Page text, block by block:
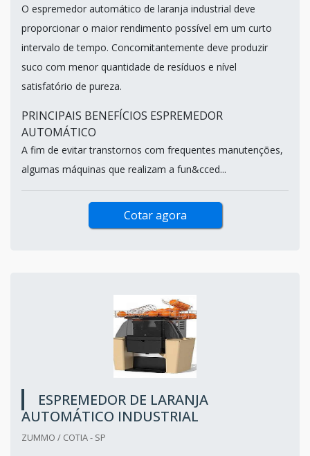
O espremedor automático de laranja industrial deve
proporcionar o maior rendimento possível em um curto
intervalo de tempo. Concomitantemente deve produzir
suco com menor quantidade de resíduos e nível
satisfatório de pureza.
PRINCIPAIS BENEFÍCIOS ESPREMEDOR
AUTOMÁTICO
A fim de evitar transtornos com frequentes manutenções,
algumas máquinas que realizam a fun&cced...
Cotar agora
ESPREMEDOR DE LARANJA
AUTOMÁTICO INDUSTRIAL
ZUMMO / COTIA - SP